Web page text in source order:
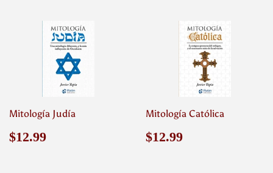
Mitología Judía
Precio
$12.99
Mitología Católica
Precio
$12.99